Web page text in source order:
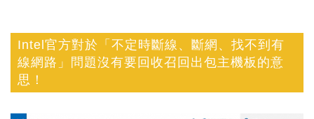
Intel官方對於「不定時斷線、斷網、找不到有
線網路」問題沒有要回收召回出包主機板的意
思！